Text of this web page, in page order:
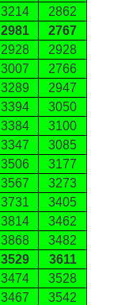
3214
2862
2981
2767
2928
2928
3007
2766
3289
2947
3394
3050
3384
3100
3347
3085
3506
3177
3567
3273
3731
3405
3814
3462
3868
3482
3529
3611
3474
3528
3467
3542